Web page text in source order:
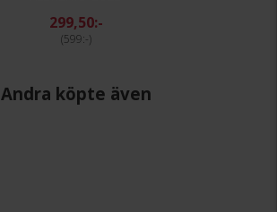
299,50:-
599:-
Andra köpte även